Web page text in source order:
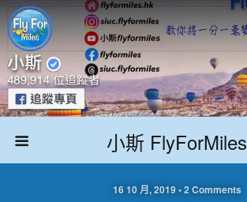
小斯 FlyForMiles
16 10 月, 2019 • 2 Comments